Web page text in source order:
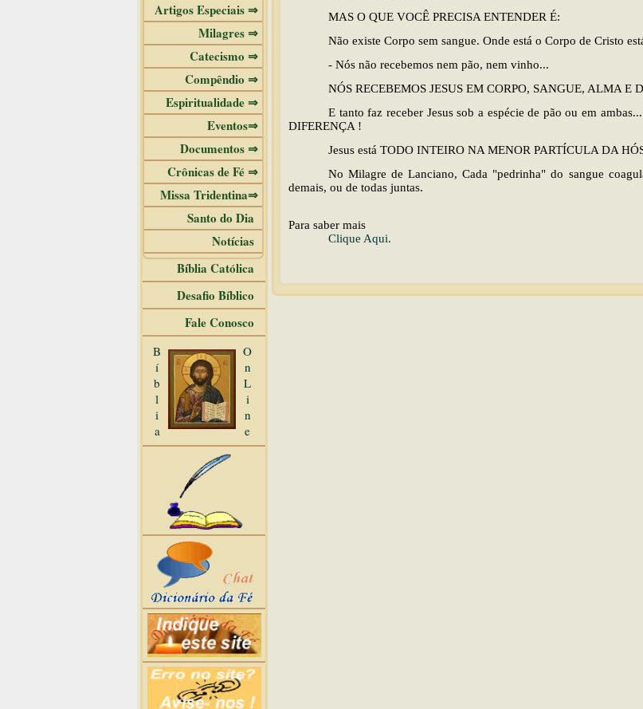
Artigos Especiais ⇒
Milagres ⇒
Catecismo ⇒
Compêndio ⇒
Espiritualidade ⇒
Eventos⇒
Documentos ⇒
Crônicas de Fé ⇒
Missa Tridentina⇒
Santo do Dia
Notícias
Bíblia Católica
Desafio Bíblico
Fale Conosco
B
í
b
l
i
a
O
n
L
i
n
e
MAS O QUE VOCÊ PRECISA ENTENDER É:
Não existe Corpo sem sangue. Onde está o Corpo de Cristo
- Nós não recebemos nem pão, nem vinho...
NÓS RECEBEMOS JESUS EM CORPO, SANGUE, ALMA E
E tanto faz receber Jesus sob a espécie de pão ou em
DIFERENÇA !
Jesus está TODO INTEIRO NA MENOR PARTÍCULA DA
No Milagre de Lanciano, Cada "pedrinha" do sangue
demais, ou de todas juntas.
Para saber mais
Clique Aqui.